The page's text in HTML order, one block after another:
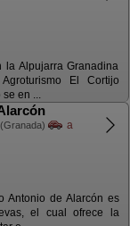
la Alpujarra Granadina
El Cortijo
se en ...
(Granada)
a
Antonio de Alarcón es
el cual ofrece la